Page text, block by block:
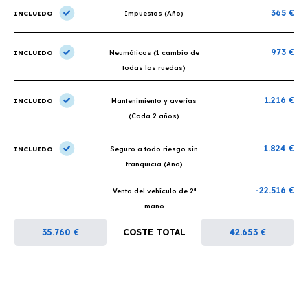
INCLUIDO Impuestos (Año) 365 €
INCLUIDO
Neumáticos (1 cambio de
todas las ruedas)
973 €
INCLUIDO
Mantenimiento y averías
(Cada 2 años)
1.216 €
INCLUIDO
Seguro a todo riesgo sin
franquicia (Año)
1.824 €
Venta del vehículo de 2ª
mano
-22.516 €
35.760 € COSTE TOTAL 42.653 €